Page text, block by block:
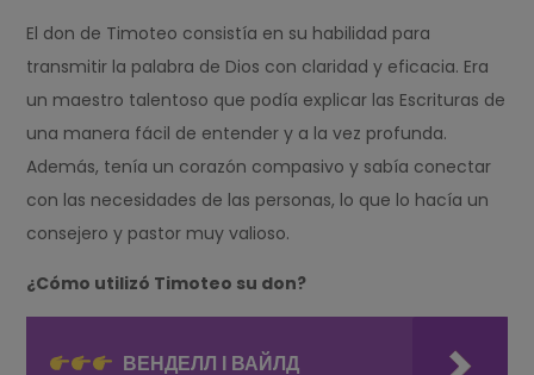
El don de Timoteo consistía en su habilidad para
transmitir la palabra de Dios con claridad y eficacia. Era
un maestro talentoso que podía explicar las Escrituras de
una manera fácil de entender y a la vez profunda.
Además, tenía un corazón compasivo y sabía conectar
con las necesidades de las personas, lo que lo hacía un
consejero y pastor muy valioso.
¿Cómo utilizó Timoteo su don?
ВЕНДЕЛЛ І ВАЙЛД